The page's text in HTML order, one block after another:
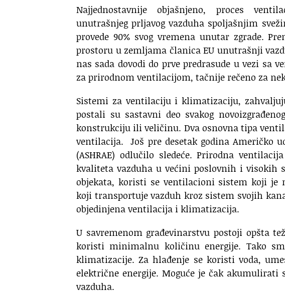
Najjednostavnije objašnjeno, proces
unutrašnjeg prljavog vazduha spoljašnjim
provede 90% svog vremena unutar zgrade.
prostoru u zemljama članica EU unutrašnji
nas sada dovodi do prve predrasude u vezi sa
za prirodnom ventilacijom, tačnije rečeno za
Sistemi za ventilaciju i klimatizaciju,
postali su sastavni deo svakog
konstrukciju ili veličinu. Dva osnovna tipa
ventilacija. Još pre desetak godina Američko
(ASHRAE) odlučilo sledeće. Prirodna
kvaliteta vazduha u većini poslovnih i visokih
objekata, koristi se ventilacioni sistem koji je
koji transportuje vazduh kroz sistem svojih
objedinjena ventilacija i klimatizacija.
U savremenom građevinarstvu postoji opšta
koristi minimalnu količinu energije. Tako
klimatizacije. Za hlađenje se koristi voda,
električne energije. Moguće je čak akumulirati
vazduha.